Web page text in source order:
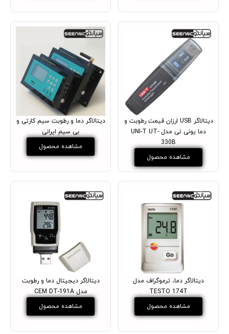
دیتالاگر USB ارزان قیمت رطوبت و
دما یونی تی مدل UNI-T UT-
330B
مشاهده محصول
دیتالاگر دما و رطوبت سیم کارتی و
بی سیم ایرانی
مشاهده محصول
دیتالاگر دما، ترموگراف مدل
TESTO 174T
مشاهده محصول
دیتالاگر دیجیتال دما و رطوبت
مدل CEM DT-191A
مشاهده محصول